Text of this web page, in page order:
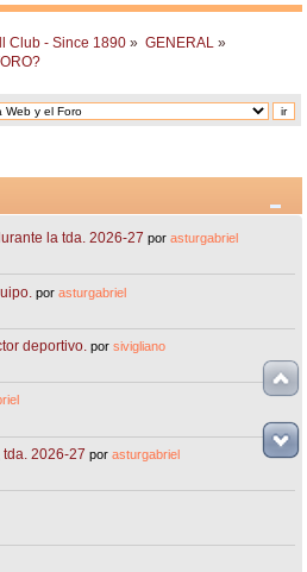
Club - Since 1890 » GENERAL »
la tda. 2026-27 porasturgabriel
porasturgabriel
deportivo. porsivigliano
tda. 2026-27 porasturgabriel